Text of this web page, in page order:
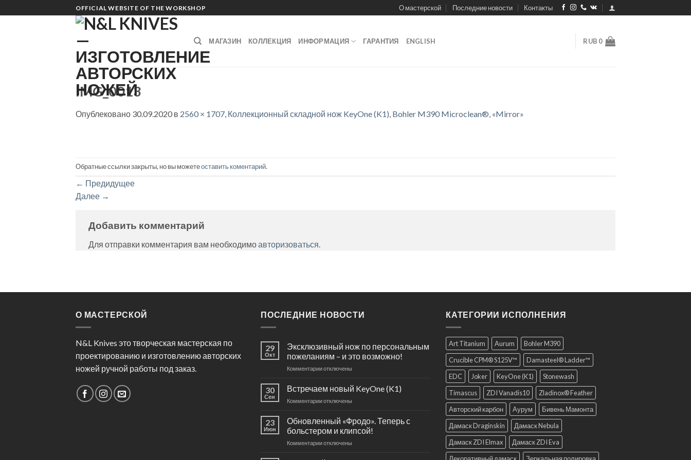
to
OFFICIAL WEBSITE OF THE WORKSHOP О мастерской Последние новости Контакты
МАГАЗИН КОЛЛЕКЦИЯ ИНФОРМАЦИЯ ГАРАНТИЯ ENGLISH RUB 0
IMG_0013
Опублековано 30.09.2020 в 2560 × 1707 Коллекционный складной нож KeyOne (K1), Bohler M390 Microclean®, «Mirror»
Обратные ссылки закрыты, но вы можетеоставить коментарий.
← Предидущее
Далее →
Добавить комментарий
Для отправки комментария вам необходимоавторизоваться.
О МАСТЕРСКОЙ
N&L Knives это творческая мастерская по
проектированию и изготовлению авторских
ножей ручной работы под заказ.
ПОСЛЕДНИЕ НОВОСТИ
29
Окт
Эксклюзивный нож по персональным
пожеланиям – и это возможно!
Комментариик
Эксклюзивный
нож
по
пожеланиям
–
это
отключены
30
Сен
Встречаем новый KeyOne (K1)
Комментариик
Встречаем
новый
KeyOne
(K1)
отключены
23
Июн
Обновленный «Фродо». Теперь с
больстером и клипсой!
Комментариикотключены
КАТЕГОРИИ ИСПОЛНЕНИЯ
Art Titanium Aurum
Bohler M390
Crucible CPM® S125V™
Damasteel® Ladder™
EDC
Joker KeyOne (K1)
Stonewash
Timascus
ZDI Vanadis10
Zladinox® Feather
Авторский карбон
Аурум
Бивень Мамонта
Дамаск Draginskin
Дамаск Nebula
Дамаск ZDI Elmax
Дамаск ZDI Eva
Декоративный дамаск
Зеркальная полировка